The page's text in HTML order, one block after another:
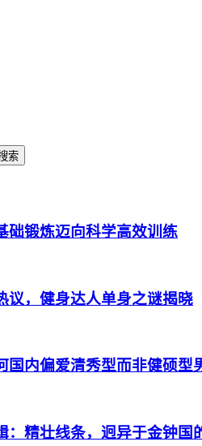
索
础锻炼迈向科学高效训练
议，健身达人单身之谜揭晓
国内偏爱清秀型而非健硕型
：精壮线条，迥异于金钟国